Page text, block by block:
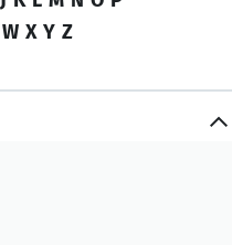
W X Y Z